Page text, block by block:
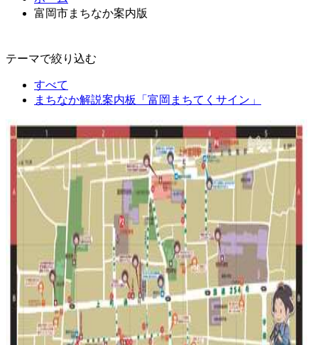
富岡市まちなか案内版
テーマで絞り込む
すべて
まちなか解説案内板「富岡まちてくサイン」